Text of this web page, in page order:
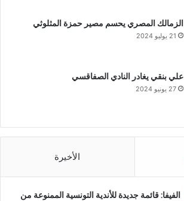
الزمالك المصري يحسم مصير حمزة المثلوثي
21 يوليو 2024
علي بنقي يغادر النادي الصفاقسي
27 يونيو 2024
الأخيرة
الفيفا: قائمة جديدة للأندية التونسية الممنوعة من